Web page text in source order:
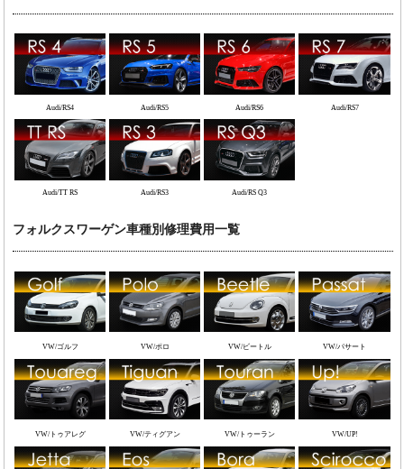
Audi/RS4 Audi/RS5 Audi/RS6 Audi/RS7
Audi/TT RS Audi/RS3 Audi/RS Q3
フォルクスワーゲン車種別修理費用一覧
VW/ゴルフ VW/ポロ VW/ビートル VW/パサート
VW/トゥアレグ VW/ティグアン VW/トゥーラン VW/UP!